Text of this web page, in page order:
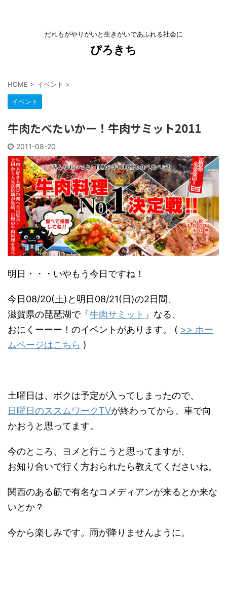
だれもがやりがいと生きがいであふれる社会に
ぴろきち
HOME > イベント >
イベント
牛肉たべたいかー！牛肉サミット2011
2011-08-20
明日・・・いやもう今日ですね！
今日08/20(土)と明日08/21(日)の2日間、
滋賀県の琵琶湖で「牛肉サミット 」なる、
おにくーーー！のイベントがあります。 ( >> ホー
ムページはこちら )
土曜日は、ボクは予定が入ってしまったので、
日曜日のススムワークTVが終わってから、車で向
かおうと思ってます。
今のところ、ヨメと行こうと思ってますが、
お知り合いで行く方おられたら教えてくださいね。
関西のある筋で有名なコメディアンが来るとか来な
いとか？
今から楽しみです。雨が降りませんように。